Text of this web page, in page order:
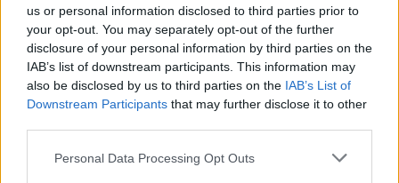
us or personal information disclosed to third parties prior to
your opt-out. You may separately opt-out of the further
disclosure of your personal information by third parties on the
IAB’s list of downstream participants. This information may
also be disclosed by us to third parties on the IAB’s List of
Downstream Participants that may further disclose it to other
Personal Data Processing Opt Outs